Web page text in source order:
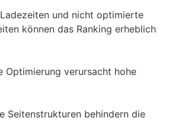
und nicht optimierte
können das Ranking erheblich
Optimierung verursacht hohe
Seitenstrukturen behindern die